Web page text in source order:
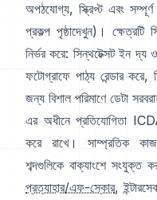
অপঠযোগ্য, স্ক্রিপ্ট এবং
প্রকল্প পৃষ্ঠাদেখুন)। ক্ষেত্রটি
নির্ভর করে: সিন্থটেক্সট ইন দ্য
ফটোগ্রাফে পাঠ্য রেন্ডার করে,
জন্য বিশাল পরিমাণে ডেটা
এর অধীনে প্রতিযোগিতা
করে রাখে। সাম্প্রতিক
শব্দগুলিকে বাক্যাংশে সংযুক্ত
প্রত্যাহার/এফ-স্কোর,